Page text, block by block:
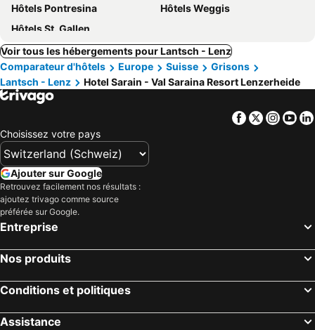
Hôtels Pontresina
Hôtels Weggis
Hôtels St. Gallen
Voir tous les hébergements pour Lantsch - Lenz
Comparateur d'hôtels
Europe Suisse
Grisons
Lantsch - Lenz
Hotel Sarain - Val Saraina Resort Lenzerheide
Facebook
Twitter
Choisissez votre pays
Ajouter sur Google
Retrouvez facilement nos résultats :
ajoutez trivago comme source
préférée sur Google.
Entreprise
Nos produits
Conditions et politiques
Assistance